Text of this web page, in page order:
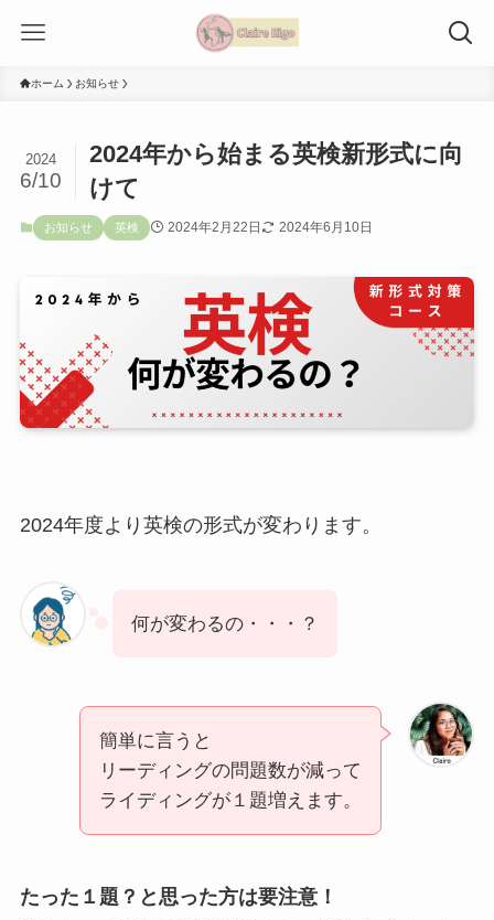
ホーム お知らせ
2024年から始まる英検新形式に向
けて
2024
6/10
お知らせ 英検 2024年2月22日 2024年6月10日
2024年度より英検の形式が変わります。
何が変わるの・・・？
簡単に言うと
リーディングの問題数が減って
ライディングが１題増えます。
たった１題？と思った方は要注意！